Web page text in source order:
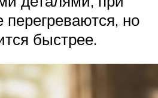
перегреваются, но
быстрее.